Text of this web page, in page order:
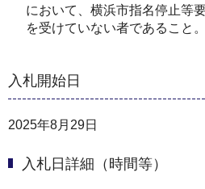
において、横浜市指名停止等
を受けていない者であること。
入札開始日
2025年8月29日
入札日詳細（時間等）